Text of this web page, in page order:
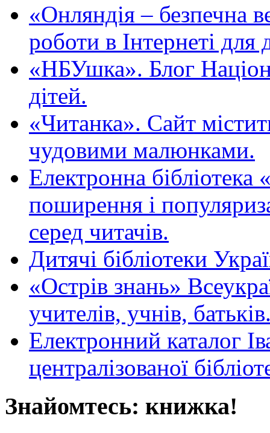
«Oнляндія – безпечна
роботи в Інтернеті для
«НБУшка». Блог
дітей.
«Читанка». Сайт
чудовими малюнками.
Електронна
поширення і
серед читачів.
Дитячі бібліотеки
«Острів знань»
учителів, учнів,
Електронний каталог
централізованої
Знайомтесь: книжка!